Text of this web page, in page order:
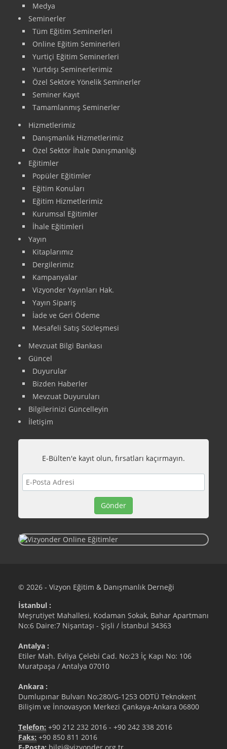
Medya
Seminerler
Tüm Eğitim Seminerleri
Online Eğitim Seminerleri
Yurtiçi Eğitim Seminerleri
Yurtdışı Seminerlerimiz
Özel Sektöre Yönelik Seminerler
Seminer Kayıt
Tamamlanmış Seminerler
Hizmetlerimiz
Danışmanlık Hizmetlerimiz
Özel Sektör İhale Danışmanlığı
Eğitimler
Popüler Eğitimler
Eğitim Konuları
Eğitim Hizmetlerimiz
Kurumsal Eğitimler
İhale Eğitimleri
Yayın
Kitaplarımız
Dergilerimiz
Kampanyalar
Vizyonder Yayınları Hak.
Yayın Sipariş
İade ve Geri Ödeme
Mesafeli Satış Sözleşmesi
Mevzuat Bilgi Bankası
Güncel
Duyurular
Bizden Haberler
Mevzuat Duyuruları
Bilgilerinizi Güncelleyin
İletişim
E-Bülten'e kayıt olun, fırsatları kaçırmayın.
© 2026 - Vizyon Eğitim & Danışmanlık Derneği
İstanbul :
Meşrutiyet Mahallesi, Kodaman Sokak, Bahar Apartmanı
No:6 Daire:7 Nişantaşı - Şişli / İstanbul 34363
Antalya :
Etiler Mah. Evliya Çelebi Cad. No:23 İç Kapı No: 106
Muratpaşa / Antalya 07010
Ankara :
Dumlupınar Bulvarı No:280/G-1253 ODTÜ Teknokent
Bilişim ve İnnovasyon Merkezi Çankaya-Ankara 06800
Telefon: +90 212 232 2016 - +90 242 338 2016
Faks: +90 850 811 2016